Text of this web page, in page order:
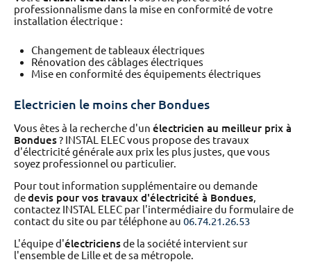
professionnalisme dans la mise en conformité de votre
installation électrique :
Changement de tableaux électriques
Rénovation des câblages électriques
Mise en conformité des équipements électriques
Electricien le moins cher Bondues
Vous êtes à la recherche d'un électricien au meilleur prix à
Bondues? INSTAL ELEC vous propose des travaux
d'électricité générale aux prix les plus justes, que vous
soyez professionnel ou particulier.
Pour tout information supplémentaire ou demande
dedevis pour vos travaux d'électricité à Bondues,
contactez INSTAL ELEC par l'intermédiaire du formulaire de
contact du site ou par téléphone au 06.74.21.26.53
L'équipe d'électriciensde la société intervient sur
l'ensemble de Lille et de sa métropole.